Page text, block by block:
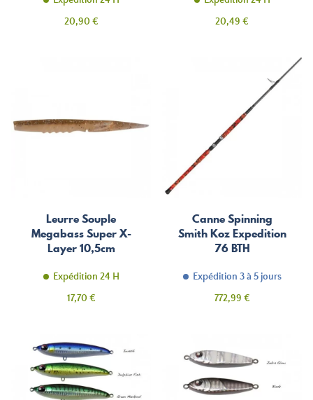
Prix
20,90 €
Prix
20,49 €
Leurre Souple
Megabass Super X-
Layer 10,5cm
Expédition 24 H
Prix
17,70 €
Canne Spinning
Smith Koz Expedition
76 BTH
Expédition 3 à 5 jours
Prix
772,99 €